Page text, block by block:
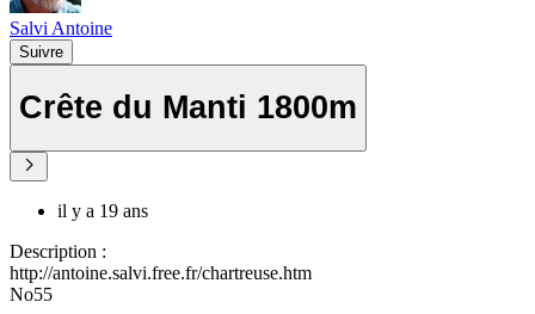
Salvi Antoine
Suivre
Crête du Manti 1800m
il y a 19 ans
Description :
http://antoine.salvi.free.fr/chartreuse.htm
No55